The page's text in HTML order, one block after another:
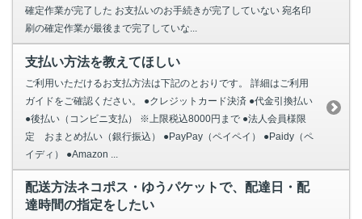
確定作業が完了した お支払いのお手続きが完了していない 宛名印
刷の確定作業が最後まで完了していな...
支払い方法を教えてほしい
ご利用いただけるお支払方法は下記のとおりです。 詳細はご利用
ガイドをご確認ください。 ●クレジットカード決済 ●代金引換払い
●後払い（コンビニ支払） ※上限税込8000円まで ●法人会員様限
定 おまとめ払い（銀行振込） ●PayPay（ペイペイ） ●Paidy（ペ
イディ） ●Amazon ...
配送方法ネコポス・ゆうパケットで、配達日・配
達時間の指定をしたい